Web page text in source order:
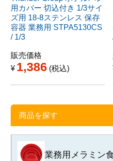
用カバー 切込付き 1/3サイ
ズ用 18-8ステンレス 保存
容器 業務用 STPA5130CS
/ 1/3
販売価格
¥ 1,386 税込
商品を探す
業務用メラミン